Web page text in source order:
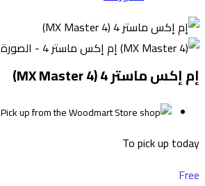
إم إكس ماستر 4 (MX Master 4)
Pick up from the Woodmart Store
To pick up today
Free